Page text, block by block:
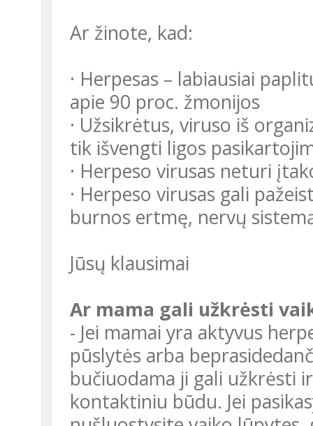
Ar žinote, kad:
· Herpesas – labiausiai
apie 90 proc. žmonijos
· Užsikrėtus, viruso iš
tik išvengti ligos
· Herpeso virusas neturi
· Herpeso virusas gali
burnos ertmę, nervų
Jūsų klausimai
Ar mama gali užkrėsti
- Jei mamai yra aktyvus
pūslytės arba
bučiuodama ji gali užkrėsti
kontaktiniu būdu. Jei